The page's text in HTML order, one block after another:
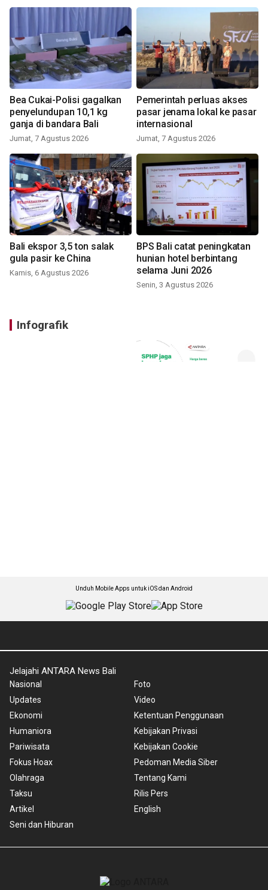
Bea Cukai-Polisi gagalkan
penyelundupan 10,1 kg
ganja di bandara Bali
Jumat, 7 Agustus 2026
Pemerintah perluas akses
pasar jenama lokal ke pasar
internasional
Jumat, 7 Agustus 2026
Bali ekspor 3,5 ton salak
gula pasir ke China
Kamis, 6 Agustus 2026
BPS Bali catat peningkatan
hunian hotel berbintang
selama Juni 2026
Senin, 3 Agustus 2026
Infografik
Unduh Mobile Apps untuk iOS dan Android
Jelajahi ANTARA News Bali
Nasional
Updates
Ekonomi
Humaniora
Pariwisata
Fokus Hoax
Olahraga
Taksu
Artikel
Seni dan Hiburan
Foto
Video
Ketentuan Penggunaan
Kebijakan Privasi
Kebijakan Cookie
Pedoman Media Siber
Tentang Kami
Rilis Pers
English